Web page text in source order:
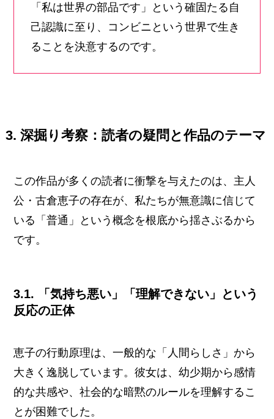
「私は世界の部品です」という確固たる自
己認識に至り、コンビニという世界で生き
ることを決意するのです。
3. 深掘り考察：読者の疑問と作品のテーマ
この作品が多くの読者に衝撃を与えたのは、主人
公・古倉恵子の存在が、私たちが無意識に信じて
いる「普通」という概念を根底から揺さぶるから
です。
3.1. 「気持ち悪い」「理解できない」という
反応の正体
恵子の行動原理は、一般的な「人間らしさ」から
大きく逸脱しています。彼女は、幼少期から感情
的な共感や、社会的な暗黙のルールを理解するこ
とが困難でした。